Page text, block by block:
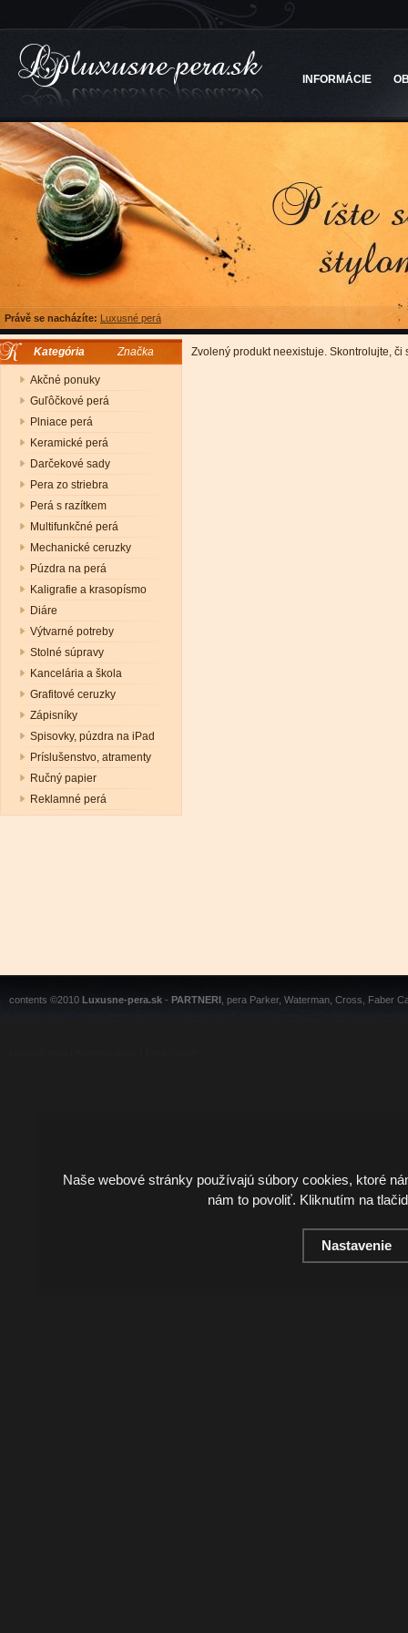
INFORMÁCIE
Právě se nacházíte: Luxusné perá
Kategória Značka
Akčné ponuky
Guľôčkové perá
Plniace perá
Keramické perá
Darčekové sady
Pera zo striebra
Perá s razítkem
Multifunkčné perá
Mechanické ceruzky
Púzdra na perá
Kaligrafie a krasopísmo
Diáre
Výtvarné potreby
Stolné súpravy
Kancelária a škola
Grafitové ceruzky
Zápisníky
Spisovky, púzdra na iPad
Príslušenstvo, atramenty
Ručný papier
Reklamné perá
Zvolený produkt neexistuje. Skontrolujte, či
contents ©2010 Luxusne-pera.sk - PARTNERI , pera Parker, Waterman, Cross, Faber
Naše webové stránky používajú súbory cookies, ktoré
nám to povoliť. Kliknutím na
Nastavenie